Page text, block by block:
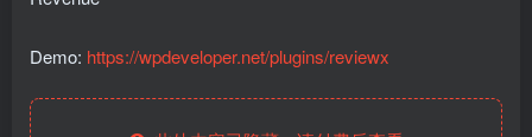
Demo: https://wpdeveloper.net/plugins/reviewx